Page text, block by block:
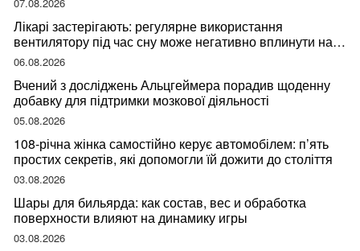
07.08.2026
Лікарі застерігають: регулярне використання
вентилятору під час сну може негативно вплинути на
ваше здоров’я
06.08.2026
Вчений з досліджень Альцгеймера порадив щоденну
добавку для підтримки мозкової діяльності
05.08.2026
108-річна жінка самостійно керує автомобілем: п’ять
простих секретів, які допомогли їй дожити до століття
03.08.2026
Шары для бильярда: как состав, вес и обработка
поверхности влияют на динамику игры
03.08.2026